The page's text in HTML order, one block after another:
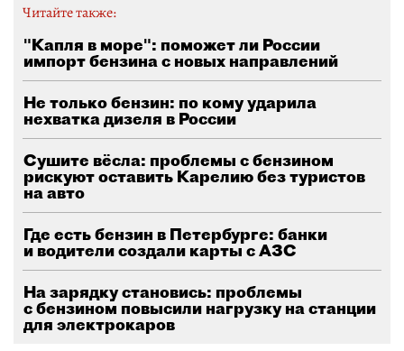
Читайте также:
"Капля в море": поможет ли России
импорт бензина с новых направлений
Не только бензин: по кому ударила
нехватка дизеля в России
Сушите вёсла: проблемы с бензином
рискуют оставить Карелию без туристов
на авто
Где есть бензин в Петербурге: банки
и водители создали карты с АЗС
На зарядку становись: проблемы
с бензином повысили нагрузку на станции
для электрокаров